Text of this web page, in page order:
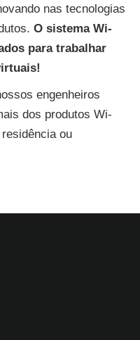
nas tecnologias
O sistema Wi-
para trabalhar
engenheiros
dos produtos Wi-
ou